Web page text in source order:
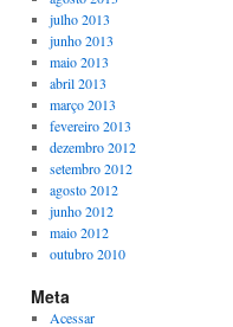
julho 2013
junho 2013
maio 2013
abril 2013
março 2013
fevereiro 2013
dezembro 2012
setembro 2012
agosto 2012
junho 2012
maio 2012
outubro 2010
Meta
Acessar